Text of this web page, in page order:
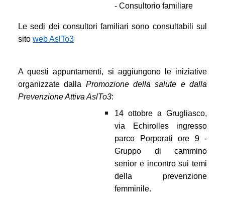
- Consultorio familiare
Le sedi dei consultori familiari sono consultabili sul
sito web AslTo3
A questi appuntamenti, si aggiungono le iniziative
organizzate dalla Promozione della salute e dalla
Prevenzione Attiva AslTo3:
14 ottobre a Grugliasco,
via Echirolles ingresso
parco Porporati ore 9 -
Gruppo di cammino
senior e incontro sui temi
della prevenzione
femminile.